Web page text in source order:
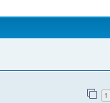
1